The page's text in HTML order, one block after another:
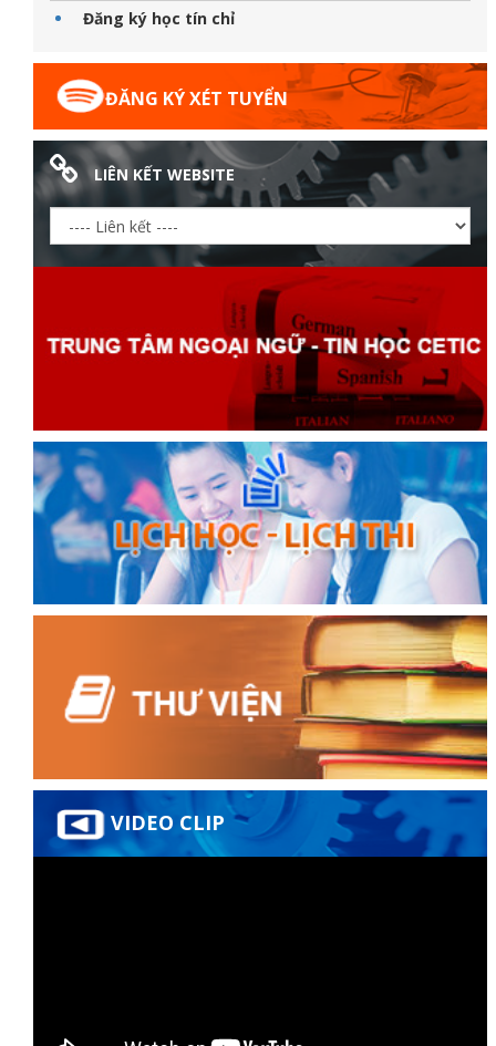
Đăng ký học tín chỉ
ĐĂNG KÝ XÉT TUYỂN
LIÊN KẾT WEBSITE
VIDEO CLIP